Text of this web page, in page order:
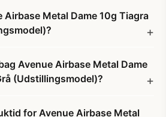
Airbase Metal Dame 10g Tiagra
Avenue Airbase Metal Dame
(Udstillingsmodel)?
for Avenue Airbase Metal